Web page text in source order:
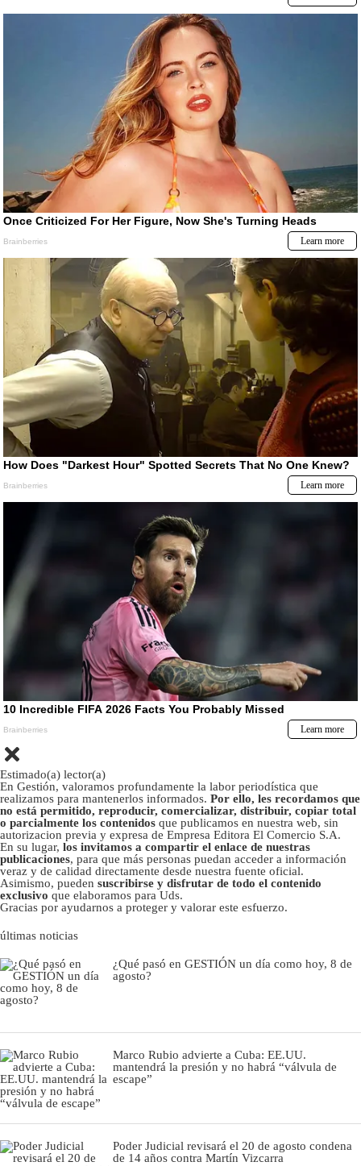
Estimado(a) lector(a)
En Gestión, valoramos profundamente la labor periodística que
realizamos para mantenerlos informados. Por ello, les recordamos que
no está permitido, reproducir, comercializar, distribuir, copiar total
o parcialmente los contenidos que publicamos en nuestra web, sin
autorizacion previa y expresa de Empresa Editora El Comercio S.A.
En su lugar, los invitamos a compartir el enlace de nuestras
publicaciones, para que más personas puedan acceder a información
veraz y de calidad directamente desde nuestra fuente oficial.
Asimismo, pueden suscribirse y disfrutar de todo el contenido
exclusivo que elaboramos para Uds.
Gracias por ayudarnos a proteger y valorar este esfuerzo.
últimas noticias
¿Qué pasó en GESTIÓN un día como hoy, 8 de
agosto?
Marco Rubio advierte a Cuba: EE.UU.
mantendrá la presión y no habrá “válvula de
escape”
Poder Judicial revisará el 20 de agosto condena
de 14 años contra Martín Vizcarra